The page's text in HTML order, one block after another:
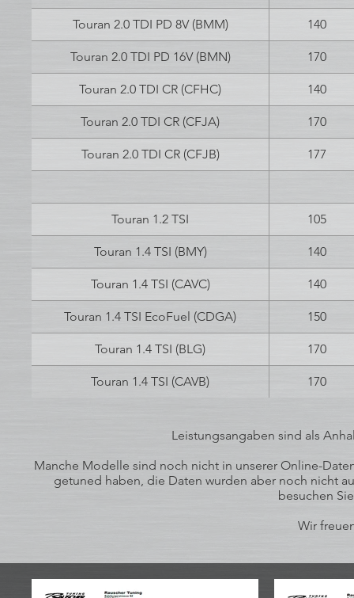
Touran 2.0 TDI PD 8V (BMM) 140
Touran 2.0 TDI PD 16V (BMN) 170
Touran 2.0 TDI CR (CFHC) 140
Touran 2.0 TDI CR (CFJA) 170
Touran 2.0 TDI CR (CFJB) 177
Touran 1.2 TSI 105
Touran 1.4 TSI (BMY) 140
Touran 1.4 TSI (CAVC) 140
Touran 1.4 TSI EcoFuel (CDGA) 150
Touran 1.4 TSI (BLG) 170
Touran 1.4 TSI (CAVB) 170
Leistungsangaben sind als
Manche Modelle sind noch nicht in unserer Online-
getuned haben, die Daten wurden aber noch nicht
besuchen
Wir